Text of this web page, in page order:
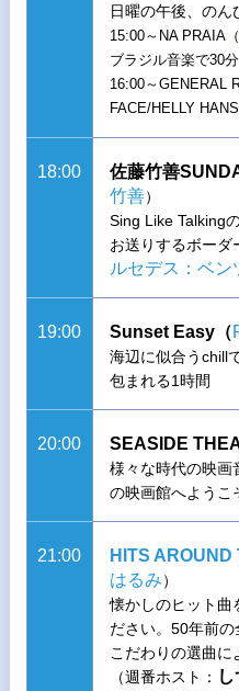
日曜の午後、のん
15:00～NA PRAIA（
ブラジル音楽で30分
16:00～GENERAL
FACE/HELLY
18:00 佐藤竹善
竹善）
Sing Like Talking
お送りするボーダ
ルセデス：ベン
19:00 Sunset Easy（
海辺に似合うchill
包まれる1時間
20:00 SEASIDE
様々な時代の映画
の映画館へようこ
21:00 HITS
はるみ）
懐かしのヒット曲
ださい。50年前
こだわりの選曲に
（週番ホスト：